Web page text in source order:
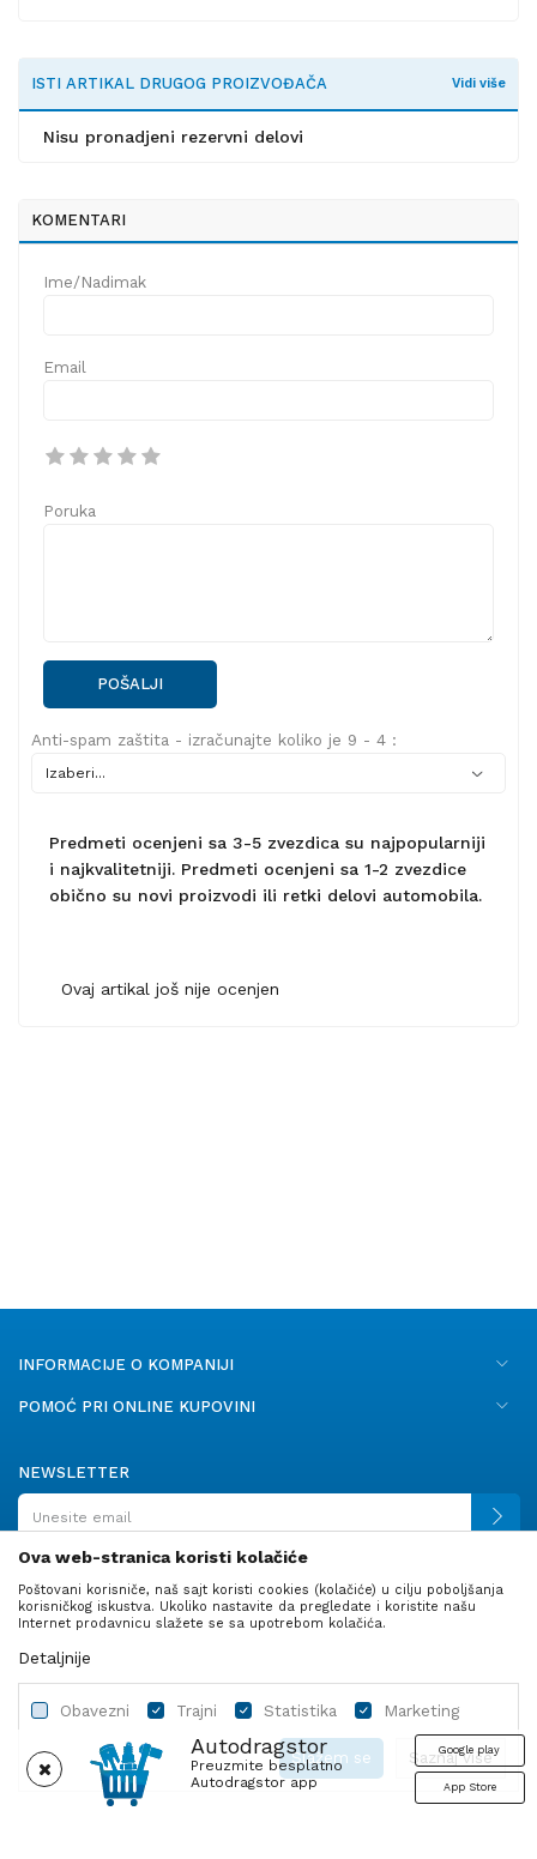
Autodragstor
Preuzmite besplatno
Autodragstor app
Google play
App Store
ISTI ARTIKAL DRUGOG PROIZVOĐAČA Vidi više
Nisu pronadjeni rezervni delovi
KOMENTARI
Ime/Nadimak
Email
Poruka
POŠALJI
Anti-spam zaštita - izračunajte koliko je 9 - 4 :
Predmeti ocenjeni sa 3-5 zvezdica su najpopularniji
i najkvalitetniji. Predmeti ocenjeni sa 1-2 zvezdice
obično su novi proizvodi ili retki delovi automobila.
Ovaj artikal još nije ocenjen
INFORMACIJE O KOMPANIJI
POMOĆ PRI ONLINE KUPOVINI
NEWSLETTER
PRATITE NAS
Autodelovi Ulje i tečnosti
Ova web-stranica koristi kolačiće
Poštovani korisniče, naš sajt koristi cookies (kolačiće) u cilju poboljšanja
korisničkog iskustva. Ukoliko nastavite da pregledate i koristite našu
Internet prodavnicu slažete se sa upotrebom kolačića.
Detaljnije
Obavezni Trajni Statistika Marketing
Saznaj više
Slažem se